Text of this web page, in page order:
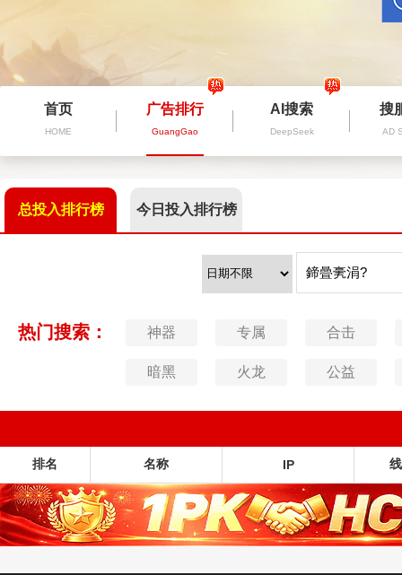
首页
HOME
广告排行
GuangGao
AI搜索
DeepSeek
搜
AD
总投入排行榜 今日投入排行榜
热门搜索： 神器 专属 合击
暗黑 火龙 公益
排名 名称 IP